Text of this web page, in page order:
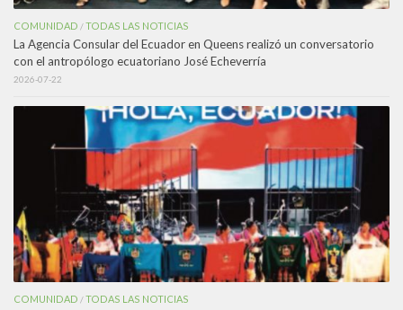
COMUNIDAD /TODAS LAS NOTICIAS
La Agencia Consular del Ecuador en Queens realizó un conversatorio
con el antropólogo ecuatoriano José Echeverría
2026-07-22
COMUNIDAD /TODAS LAS NOTICIAS